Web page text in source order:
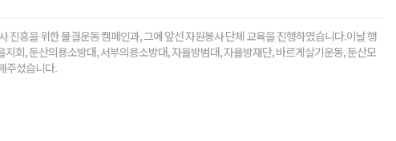
진흥을 위한 물결운동 캠페인과, 그에 앞선 자원봉사 단체 교육을 진행하였습니다.이날 행
회, 둔산의용소방대, 서부의용소방대, 자율방범대, 자율방재단, 바르게살기운동, 둔산모
주셨습니다.